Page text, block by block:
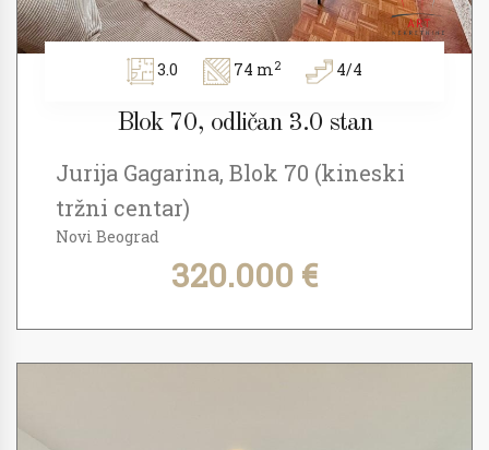
3.0 74 m2 4/4
Blok 70, odličan 3.0 stan
Jurija Gagarina, Blok 70 (kineski
tržni centar)
Novi Beograd
320.000 €